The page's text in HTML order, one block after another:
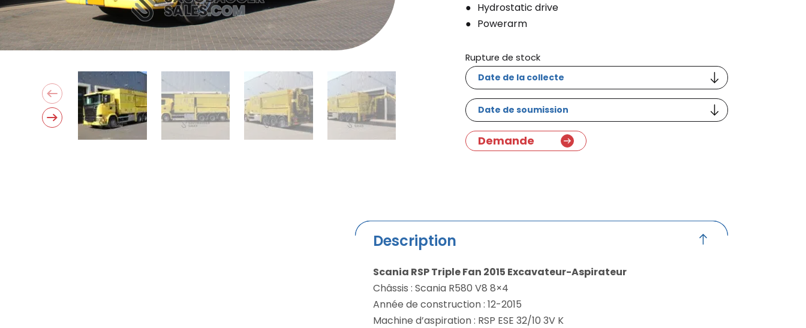
Hydrostatic drive
Powerarm
Rupture de stock
Date de la collecte
Date de soumission
Demande
Description
Scania RSP Triple Fan 2015 Excavateur-Aspirateur
Châssis : Scania R580 V8 8×4
Année de construction : 12-2015
Machine d’aspiration : RSP ESE 32/10 3V K